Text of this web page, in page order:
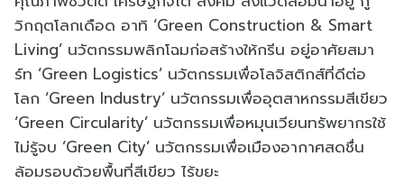
วิกฤตโลกเดือด อาทิ ‘Green Construction & Smart
Living’ นวัตกรรมพลิกโฉมก่อสร้างให้กรีน อยู่อาศัยสมา
ร์ท ‘Green Logistics’ นวัตกรรมเพื่อโลจิสติกส์ที่ดีต่อ
โลก ‘Green Industry’ นวัตกรรมเพื่ออุตสาหกรรมสีเขียว
‘Green Circularity’ นวัตกรรมเพื่อหมุนเวียนทรัพยากรใช้
ไม่รู้จบ ‘Green City’ นวัตกรรมเพื่อเมืองอากาศสดชื่น
ล้อมรอบด้วยพื้นที่สีเขียว ไร้ขยะ